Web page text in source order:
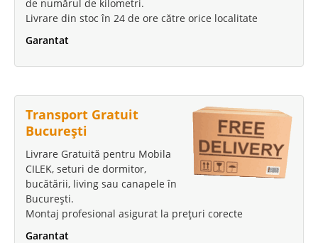
de numărul de kilometri.
Livrare din stoc în 24 de ore către orice localitate
Garantat
Transport Gratuit
București
Livrare Gratuită pentru Mobila
CILEK, seturi de dormitor,
bucătării, living sau canapele în
București.
Montaj profesional asigurat la prețuri corecte
Garantat